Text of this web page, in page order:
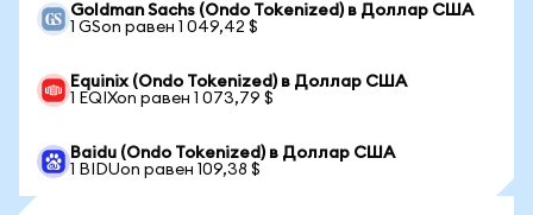
Goldman Sachs (Ondo Tokenized) в Доллар США
1 GSon равен 1 049,42 $
Equinix (Ondo Tokenized) в Доллар США
1 EQIXon равен 1 073,79 $
Baidu (Ondo Tokenized) в Доллар США
1 BIDUon равен 109,38 $